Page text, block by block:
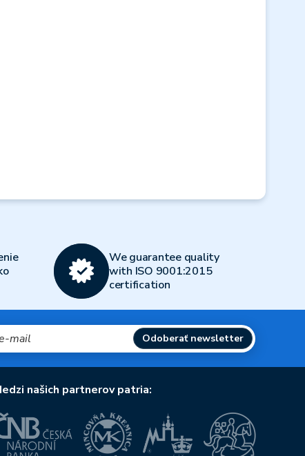
We guarantee quality
with ISO 9001:2015
certification
Odoberať newsletter
našich partnerov patria: